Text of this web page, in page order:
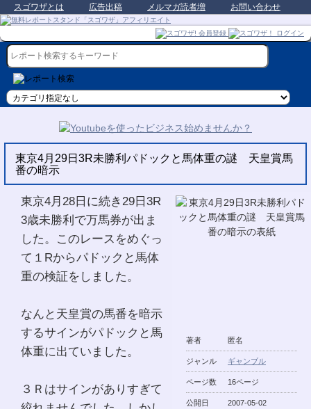
スゴワザとは 広告出稿 メルマガ読者増 お問い合わせ
東京4月29日3R未勝利パドックと馬体重の謎 天皇賞馬
番の暗示
著者 匿名
ジャンル ギャンブル
ページ数 16ページ
公開日 2007-05-02
東京4月28日に続き29日3R
3歳未勝利で万馬券が出ま
した。このレースをめぐっ
て１Rからパドックと馬体
重の検証をしました。
なんと天皇賞の馬番を暗示
するサインがパドックと馬
体重に出ていました。
３Ｒはサインがありすぎて